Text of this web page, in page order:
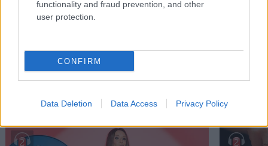
functionality and fraud prevention, and other
user protection.
CONFIRM
Data Deletion Data Access Privacy Policy
Ο Σπύρος Γραμμένος στην Τεχνόπολη του
Δήμου Αθηναίων
PODCASTS